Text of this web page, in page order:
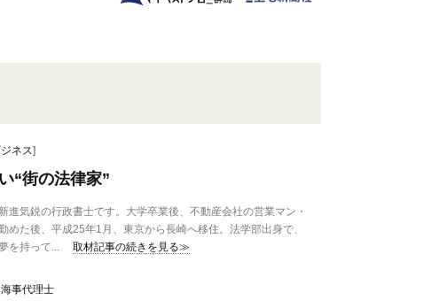
ネス]
“街の法律家”
気鋭の行政書士です。大学卒業後、不動産会社の営業マン・
めた後、平成25年1月、東京から長崎へ移住。法学部出身で、
を持って...
取材記事の続きを見る≫
事代理士